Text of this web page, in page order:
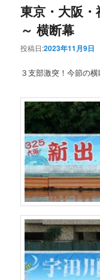
東京・大阪
～ 横断幕
投稿日:2023年11月9日
３支部激突！今節の横